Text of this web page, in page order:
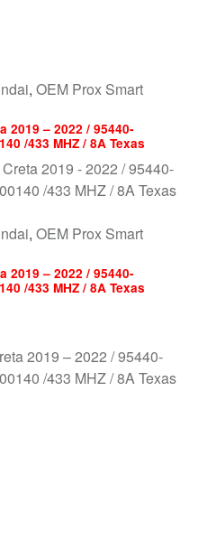
, OEM Prox Smart
2019 – 2022 / 95440-
/433 MHZ / 8A Texas
, OEM Prox Smart
2019 – 2022 / 95440-
/433 MHZ / 8A Texas
2019 – 2022 / 95440-
/433 MHZ / 8A Texas